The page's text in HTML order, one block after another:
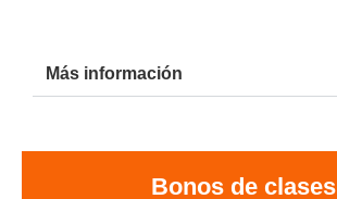
Más información
Bonos de clases